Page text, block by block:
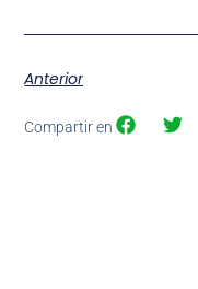
Anterior
Compartir en